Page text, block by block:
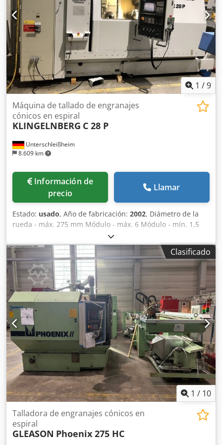
1 /9
Unterschleißheim
8.609 km
Máquina de tallado de engranajes
cónicos en espiral
KLINGELNBERG C 28 P
Información de
precio
Llamar
Estado: usado, Año de fabricación: 2002, Diámetro de la
rueda - máx. 275 mm Módulo - máx. 6 Módulo - mín. 1,5
Unidad de control SINUMERIK 840 C Ancho de diente 5,5
mm Ángulo espiral min. 0 / max. 60 ° Número de dientes -
máx. 120 Número de dientes - mín. 5 Relación de
transmisión máx. 1:10 Relación de transmisión mín. 1:1
Velocidad del cabezal máx. 110 rpm Velocidad del cabezal
de corte 20 - 110 rpm Potencia total necesaria 100 kW Peso
de la máquina aprox. 16,7 toneladas Espacio necesario
aprox. 5,20 x 2,30 x 2,40 m Dispositivo de desbarbado
interno Eje en U / Husillo Q Transportador de virutas
Dispositivo de refrigeración Filtro de aire electrostático
ELBARON Dodpfx Ahsvxwnwjuock Sin herramientas Sin
dispositivo de sujeción de piezas
Clasificado
1 / 10
Talladora de engranajes cónicos en
espiral
GLEASON Phoenix 275 HC